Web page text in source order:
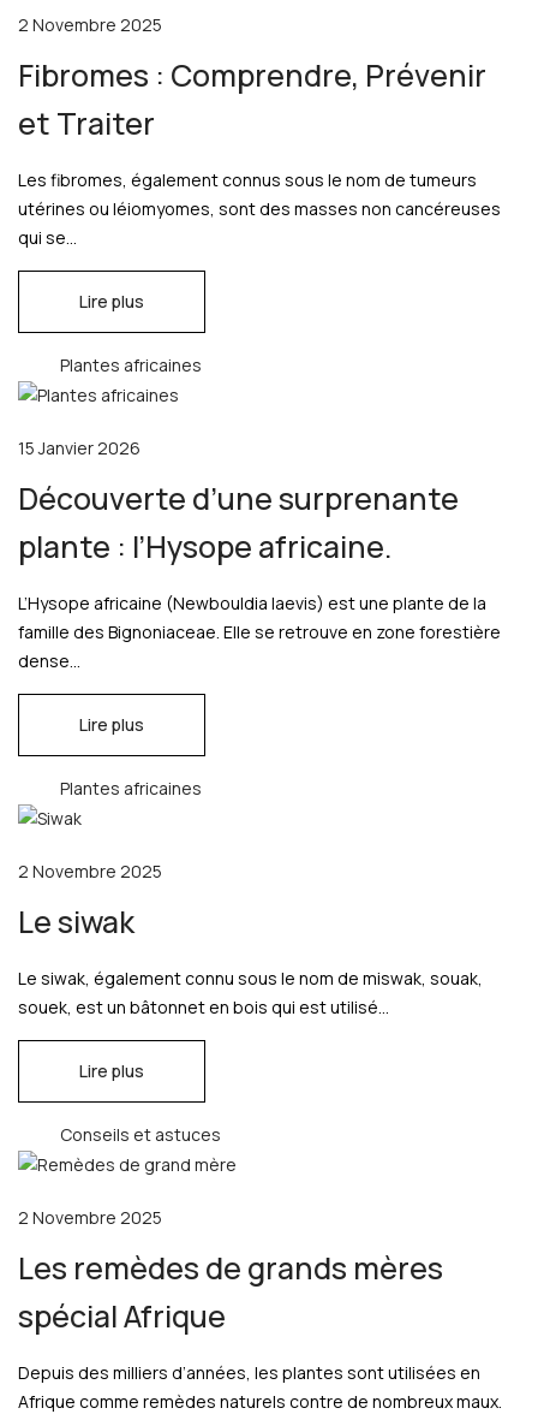
2 Novembre 2025
Fibromes : Comprendre, Prévenir
et Traiter
Les fibromes, également connus sous le nom de tumeurs
utérines ou léiomyomes, sont des masses non cancéreuses
qui se...
Lire plus
Plantes africaines
15 Janvier 2026
Découverte d’une surprenante
plante : l’Hysope africaine.
L’Hysope africaine (Newbouldia laevis) est une plante de la
famille des Bignoniaceae. Elle se retrouve en zone forestière
dense...
Lire plus
Plantes africaines
2 Novembre 2025
Le siwak
Le siwak, également connu sous le nom de miswak, souak,
souek, est un bâtonnet en bois qui est utilisé...
Lire plus
Conseils et astuces
2 Novembre 2025
Les remèdes de grands mères
spécial Afrique
Depuis des milliers d’années, les plantes sont utilisées en
Afrique comme remèdes naturels contre de nombreux maux.